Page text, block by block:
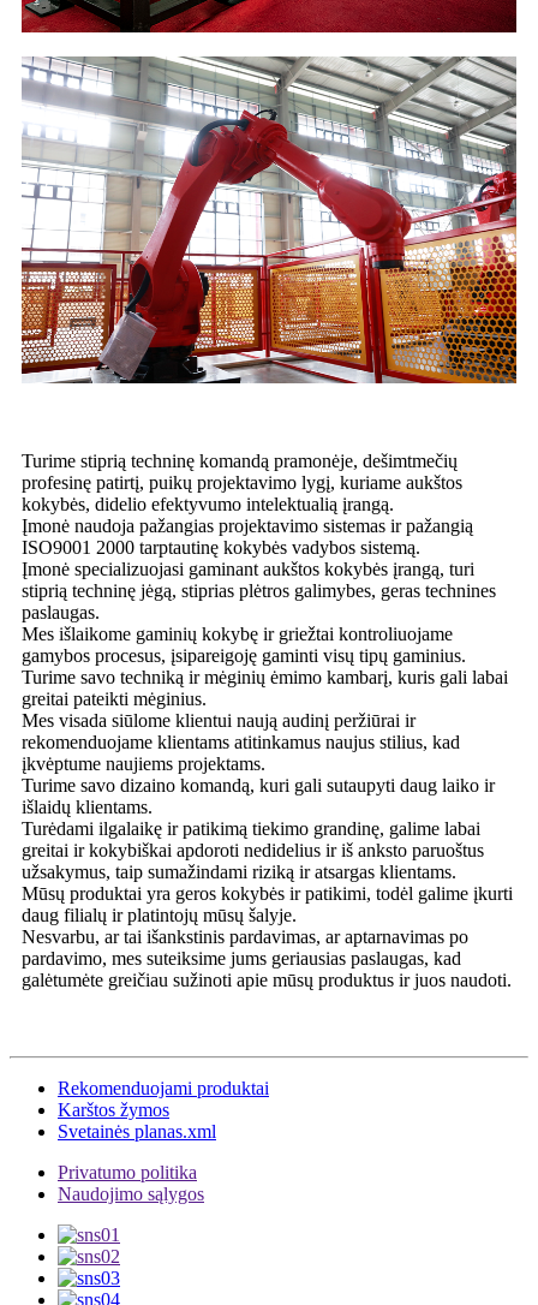
Turime stiprią techninę komandą pramonėje, dešimtmečių
profesinę patirtį, puikų projektavimo lygį, kuriame aukštos
kokybės, didelio efektyvumo intelektualią įrangą.
Įmonė naudoja pažangias projektavimo sistemas ir pažangią
ISO9001 2000 tarptautinę kokybės vadybos sistemą.
Įmonė specializuojasi gaminant aukštos kokybės įrangą, turi
stiprią techninę jėgą, stiprias plėtros galimybes, geras technines
paslaugas.
Mes išlaikome gaminių kokybę ir griežtai kontroliuojame
gamybos procesus, įsipareigoję gaminti visų tipų gaminius.
Turime savo techniką ir mėginių ėmimo kambarį, kuris gali labai
greitai pateikti mėginius.
Mes visada siūlome klientui naują audinį peržiūrai ir
rekomenduojame klientams atitinkamus naujus stilius, kad
įkvėptume naujiems projektams.
Turime savo dizaino komandą, kuri gali sutaupyti daug laiko ir
išlaidų klientams.
Turėdami ilgalaikę ir patikimą tiekimo grandinę, galime labai
greitai ir kokybiškai apdoroti nedidelius ir iš anksto paruoštus
užsakymus, taip sumažindami riziką ir atsargas klientams.
Mūsų produktai yra geros kokybės ir patikimi, todėl galime įkurti
daug filialų ir platintojų mūsų šalyje.
Nesvarbu, ar tai išankstinis pardavimas, ar aptarnavimas po
pardavimo, mes suteiksime jums geriausias paslaugas, kad
galėtumėte greičiau sužinoti apie mūsų produktus ir juos naudoti.
Rekomenduojami produktai
Karštos žymos
Svetainės planas.xml
Privatumo politika
Naudojimo sąlygos